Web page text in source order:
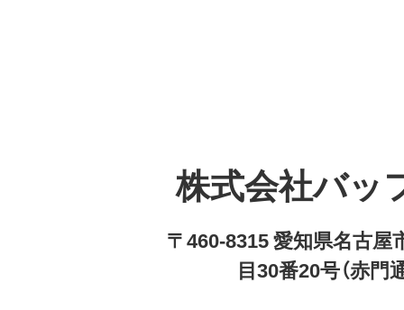
株式会社バッ
〒460-8315 愛知県名古屋
目30番20号（赤門